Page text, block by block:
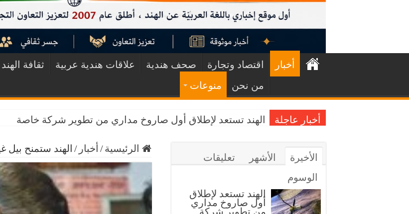
أخبار اقتصاد وتجارة صحف هندية علاقات هندية عربية ثقافة الهند
من نحن
منوعات
أخبار عاجلة الهند تستعد لإطلاق أول صاروخ مداري من تطوير شركة خاصة
الرئيسية/ أخبار / الهند ستمنح بيل
الأخيرة
الأشهر
تعليقات
الوسوم
الهند تستعد لإطلاق
أول صاروخ مداري
من تطوير شركة